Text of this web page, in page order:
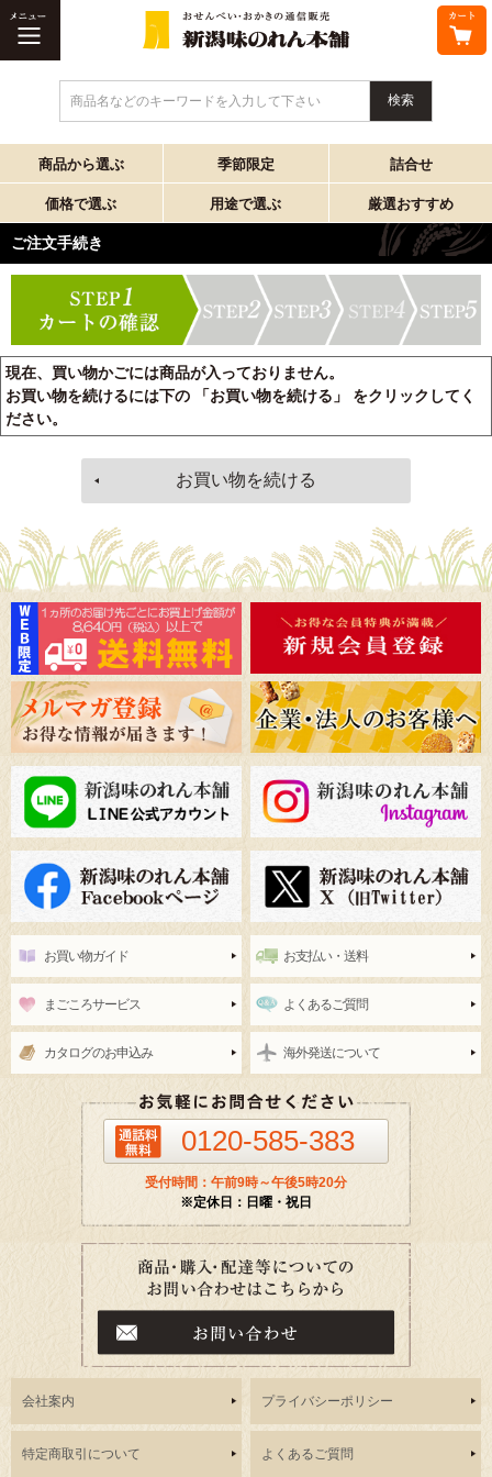
商品名などのキーワードを入力して下さい
商品から選ぶ 季節限定 詰合せ
価格で選ぶ 用途で選ぶ 厳選おすすめ
ご注文手続き
現在、買い物かごには商品が入っておりません。
お買い物を続けるには下の 「お買い物を続ける」 をクリックしてく
ださい。
お買い物ガイド お支払い・送料
まごころサービス よくあるご質問
カタログのお申込み 海外発送について
0120-585-383
受付時間：午前9時～午後5時20分
※定休日：日曜・祝日
会社案内 プライバシーポリシー
特定商取引について よくあるご質問